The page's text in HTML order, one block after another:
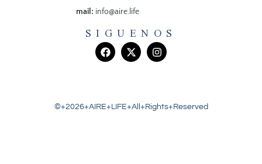
mail: info@aire.life
SIGUENOS
©+2026+AIRE+LIFE+All+Rights+Reserved